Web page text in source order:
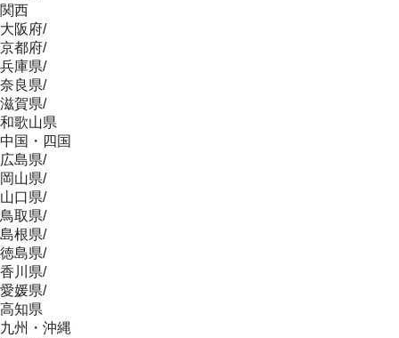
関西
大阪府/
京都府/
兵庫県/
奈良県/
滋賀県/
和歌山県
中国・四国
広島県/
岡山県/
山口県/
鳥取県/
島根県/
徳島県/
香川県/
愛媛県/
高知県
九州・沖縄